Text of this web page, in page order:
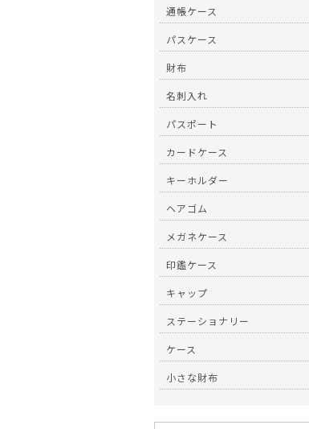
通帳ケース
パスケース
財布
名刺入れ
パスポート
カードケース
キーホルダー
ヘアゴム
メガネケース
印鑑ケース
キャップ
ステーショナリー
ケース
小さな財布